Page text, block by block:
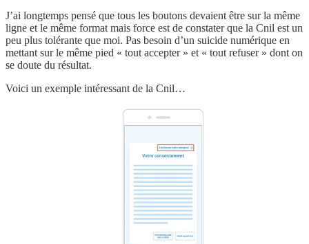
J’ai longtemps pensé que tous les boutons devaient être sur la même
ligne et le même format mais force est de constater que la Cnil est un
peu plus tolérante que moi. Pas besoin d’un suicide numérique en
mettant sur le même pied « tout accepter » et « tout refuser » dont on
se doute du résultat.
Voici un exemple intéressant de la Cnil…